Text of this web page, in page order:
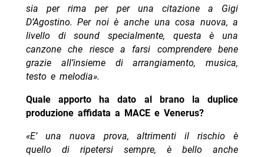
sia per rima per per una citazione a Gigi
D’Agostino. Per noi è anche una cosa nuova, a
livello di sound specialmente, questa è una
canzone che riesce a farsi comprendere bene
grazie all’insieme di arrangiamento, musica,
testo e melodia».
Quale apporto ha dato al brano la duplice
produzione affidata a MACE e Venerus?
«E’ una nuova prova, altrimenti il rischio è
quello di ripetersi sempre, è bello anche